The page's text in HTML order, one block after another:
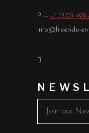
P — +1 (310) 499-
info@freeride-